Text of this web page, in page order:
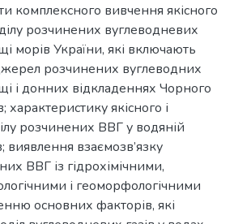
комплексного вивчення якісного
розчинених вуглеводневих
морів України, які включають
розчинених вуглеводних
і донних відкладеннях Чорного
якісного і
розчинених ВВГ у водяній
виявлення взаємозв’язку
ВВГ із гідрохімічними,
і геоморфологічними
основних факторів, які